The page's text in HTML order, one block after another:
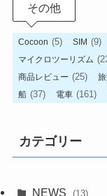
その他
Cocoon (5) SIM (9)
マイクロツーリズム
商品レビュー (25)
船 (37) 電車 (161)
カテゴリー
NEWS (13)